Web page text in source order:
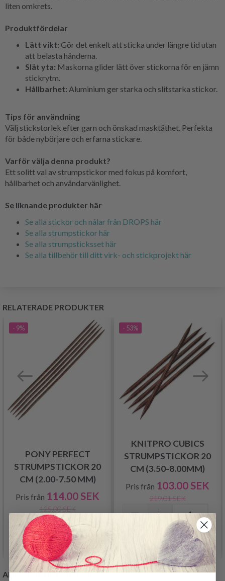
liten omkrets.
Produktfördelar
Lätt vikt: Gör det enkelt att sticka under längre tid utan
att belasta händerna.
Slät yta: Maskorna glider lätt över stickorna för en jämn
stickrytm.
Hållbarhet: Aluminium ger starka och slitstarka stickor.
Tips för användning
Välj stickstorlek efter garn och önskad masktäthet. Perfekta
för både nybörjare och erfarna stickare.
Varför välja denna produkt?
Ett solitt val av strumpstickor med fokus på komfort,
hållbarhet och användarvänlighet.
Se liknande produkter här
Se alla stickor och nålar från DROPS här
Se alla strumpstickor här
Se alla strumpsticksset här
Se alla tillbehör till ditt virk- och stickprojekt här
RELATERADE PRODUKTER
- 9%
PONY PERFECT
STRUMPSTICKOR 20
CM (2.00-7.50 MM)
Pris från 114.00 SEK
125.00 SEK
Se produkt
- 53%
KNITPRO CUBICS
STRUMPSTICKOR 20
CM (3.50-8.00MM)
Pris från 103.00 SEK
219.01 SEK
Lägg till varukorgen
ANDRA KUNDER KÖPTE